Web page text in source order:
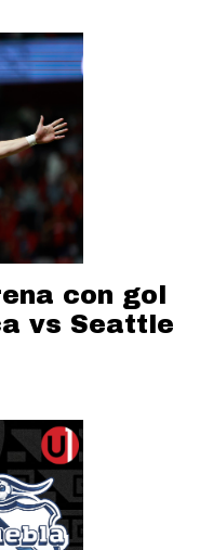
con gol
vs Seattle